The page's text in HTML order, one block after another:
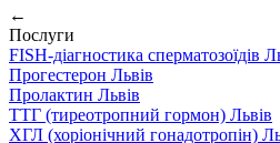
←
Послуги
FISH-діагностика сперматозоїдів
Прогестерон Львів
Пролактин Львів
ТТГ (тиреотропний гормон) Львів
ХГЛ (хоріонічний гонадотропін)